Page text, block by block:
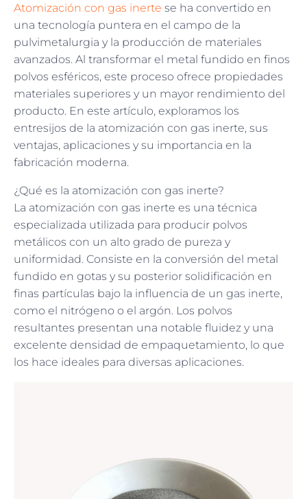
Atomización con gas inerte se ha convertido en
una tecnología puntera en el campo de la
pulvimetalurgia y la producción de materiales
avanzados. Al transformar el metal fundido en finos
polvos esféricos, este proceso ofrece propiedades
materiales superiores y un mayor rendimiento del
producto. En este artículo, exploramos los
entresijos de la atomización con gas inerte, sus
ventajas, aplicaciones y su importancia en la
fabricación moderna.
¿Qué es la atomización con gas inerte?
La atomización con gas inerte es una técnica
especializada utilizada para producir polvos
metálicos con un alto grado de pureza y
uniformidad. Consiste en la conversión del metal
fundido en gotas y su posterior solidificación en
finas partículas bajo la influencia de un gas inerte,
como el nitrógeno o el argón. Los polvos
resultantes presentan una notable fluidez y una
excelente densidad de empaquetamiento, lo que
los hace ideales para diversas aplicaciones.